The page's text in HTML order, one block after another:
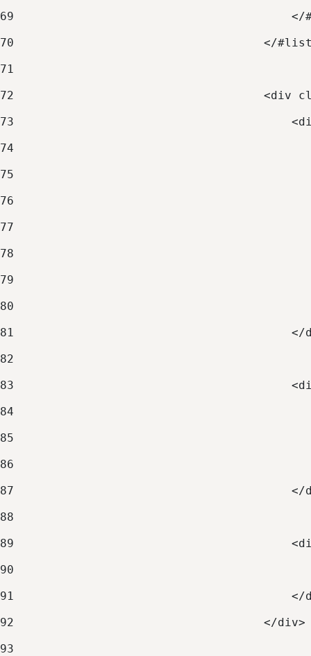
69
70
</
71
72
<div
73
74
75
76
77
78
79
80
81
82
83
84
85
86
87
88
89
90
91
92
</
93